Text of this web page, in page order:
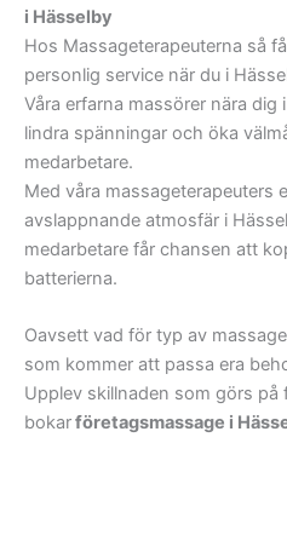
Hässelby Slott
Kvarnhagsplan
Hässelbygårdsskolan
Hässelby torg
Loviselundstorget
Hässelbystrandsskol
an
Maltesholmsskolan
i Hässelby
Hos Massageterapeuterna så
personlig service när du i
Våra erfarna massörer nära
lindra spänningar och öka
medarbetare.
Med våra massageterapeuters
avslappnande atmosfär i
medarbetare får chansen att
batterierna.
Oavsett vad för typ av
som kommer att passa era
Upplev skillnaden som görs på
bokarföretagsmassage i